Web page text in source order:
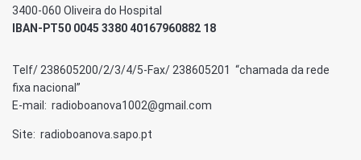
3400-060 Oliveira do Hospital
IBAN-PT50 0045 3380 40167960882 18
Telf/ 238605200/2/3/4/5-Fax/ 238605201 “chamada da rede
fixa nacional”
E-mail: radioboanova1002@gmail.com
Site: radioboanova.sapo.pt